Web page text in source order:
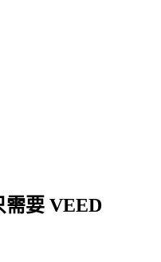
需要 VEED